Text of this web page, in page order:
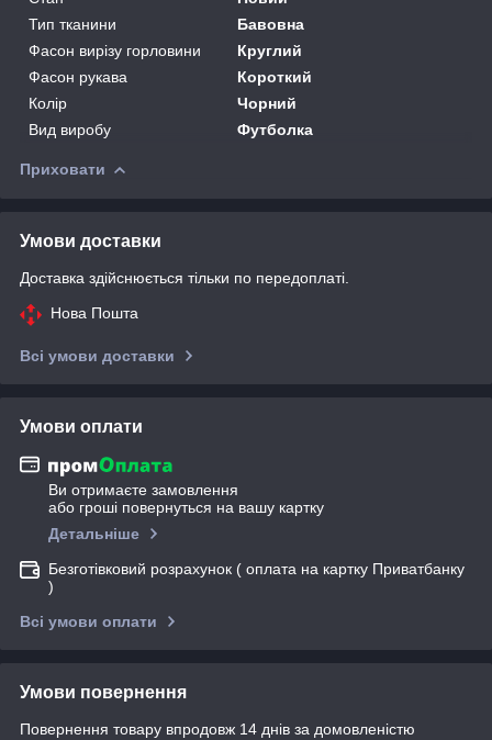
Тип тканини
Бавовна
Фасон вирізу горловини
Круглий
Фасон рукава
Короткий
Колір
Чорний
Вид виробу
Футболка
Приховати
Умови доставки
Доставка здійснюється тільки по передоплаті.
Нова Пошта
Всі умови доставки
Умови оплати
Ви отримаєте замовлення
або гроші повернуться на вашу картку
Детальніше
Безготівковий розрахунок ( оплата на картку Приватбанку
)
Всі умови оплати
Умови повернення
Повернення товару впродовж 14 днів за домовленістю